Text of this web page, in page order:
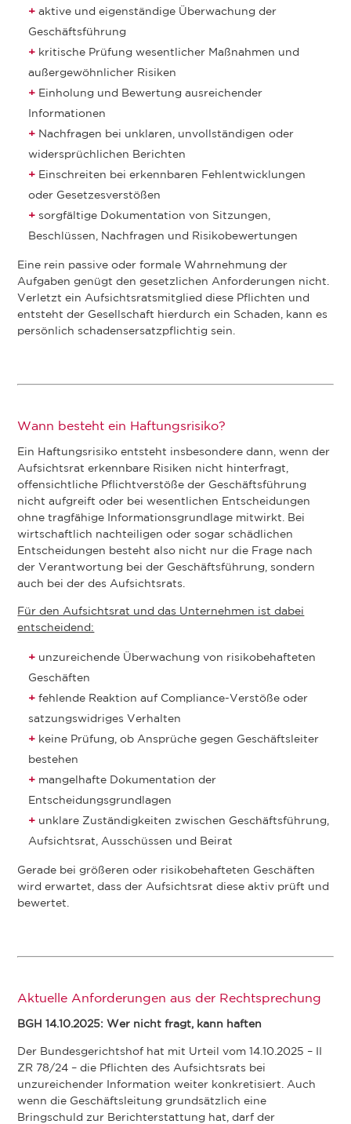
aktive und eigenständige Überwachung der
Geschäftsführung
kritische Prüfung wesentlicher Maßnahmen und
außergewöhnlicher Risiken
Einholung und Bewertung ausreichender
Informationen
Nachfragen bei unklaren, unvollständigen oder
widersprüchlichen Berichten
Einschreiten bei erkennbaren Fehlentwicklungen
oder Gesetzesverstößen
sorgfältige Dokumentation von Sitzungen,
Beschlüssen, Nachfragen und Risikobewertungen
Eine rein passive oder formale Wahrnehmung der
Aufgaben genügt den gesetzlichen Anforderungen nicht.
Verletzt ein Aufsichtsratsmitglied diese Pflichten und
entsteht der Gesellschaft hierdurch ein Schaden, kann es
persönlich schadensersatzpflichtig sein.
Wann besteht ein Haftungsrisiko?
Ein Haftungsrisiko entsteht insbesondere dann, wenn der
Aufsichtsrat erkennbare Risiken nicht hinterfragt,
offensichtliche Pflichtverstöße der Geschäftsführung
nicht aufgreift oder bei wesentlichen Entscheidungen
ohne tragfähige Informationsgrundlage mitwirkt. Bei
wirtschaftlich nachteiligen oder sogar schädlichen
Entscheidungen besteht also nicht nur die Frage nach
der Verantwortung bei der Geschäftsführung, sondern
auch bei der des Aufsichtsrats.
Für den Aufsichtsrat und das Unternehmen ist dabei
entscheidend:
unzureichende Überwachung von risikobehafteten
Geschäften
fehlende Reaktion auf Compliance-Verstöße oder
satzungswidriges Verhalten
keine Prüfung, ob Ansprüche gegen Geschäftsleiter
bestehen
mangelhafte Dokumentation der
Entscheidungsgrundlagen
unklare Zuständigkeiten zwischen Geschäftsführung,
Aufsichtsrat, Ausschüssen und Beirat
Gerade bei größeren oder risikobehafteten Geschäften
wird erwartet, dass der Aufsichtsrat diese aktiv prüft und
bewertet.
Aktuelle Anforderungen aus der Rechtsprechung
BGH 14.10.2025: Wer nicht fragt, kann haften
Der Bundesgerichtshof hat mit Urteil vom 14.10.2025 – II
ZR 78/24 – die Pflichten des Aufsichtsrats bei
unzureichender Information weiter konkretisiert. Auch
wenn die Geschäftsleitung grundsätzlich eine
Bringschuld zur Berichterstattung hat, darf der